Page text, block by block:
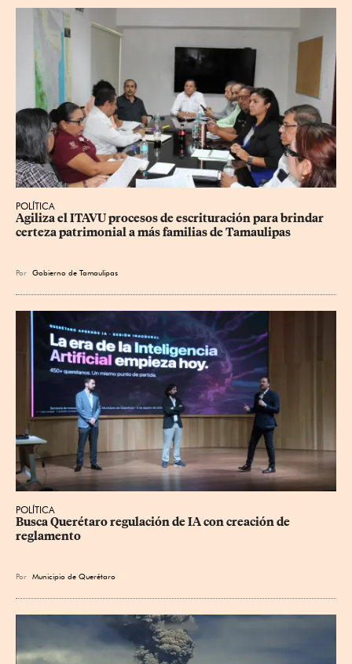
POLÍTICA
Agiliza el ITAVU procesos de escrituración para brindar
certeza patrimonial a más familias de Tamaulipas
Por Gobierno de Tamaulipas
POLÍTICA
Busca Querétaro regulación de IA con creación de
reglamento
Por Municipio de Querétaro